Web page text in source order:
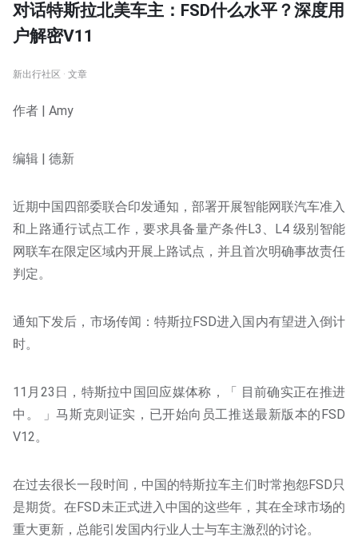
对话特斯拉北美车主：FSD什么水平？深度用
户解密V11
新出行社区 · 文章
作者 | Amy
编辑 | 德新
近期中国四部委联合印发通知，部署开展智能网联汽车准入
和上路通行试点工作，要求具备量产条件L3、L4 级别智能
网联车在限定区域内开展上路试点，并且首次明确事故责任
判定。
通知下发后，市场传闻：特斯拉FSD进入国内有望进入倒计
时。
11月23日，特斯拉中国回应媒体称，「 目前确实正在推进
中。 」马斯克则证实，已开始向员工推送最新版本的FSD
V12。
在过去很长一段时间，中国的特斯拉车主们时常抱怨FSD只
是期货。在FSD未正式进入中国的这些年，其在全球市场的
重大更新，总能引发国内行业人士与车主激烈的讨论。